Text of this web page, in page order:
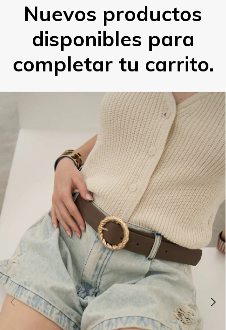
Nuevos productos
disponibles para
completar tu carrito.